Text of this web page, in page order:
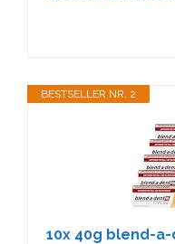
BESTSELLER NR. 2
10x 40g blend-a-